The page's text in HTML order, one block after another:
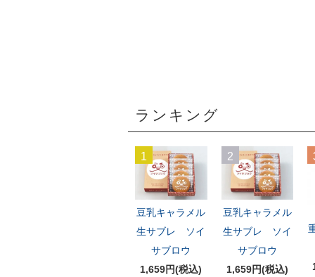
ランキング
1
豆乳キャラメル
生サブレ ソイ
サブロウ
1,659円(税込)
2
豆乳キャラメル
生サブレ ソイ
サブロウ
1,659円(税込)